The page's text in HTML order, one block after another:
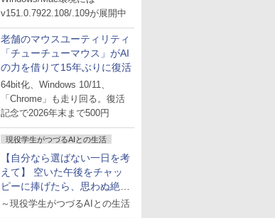
v151.0.7922.108/.109が展開中
老舗のマウスユーティリティ
「チューチューマウス」がAI
の力を借りて15年ぶりに復活
64bit化、Windows 10/11、
「Chrome」も走り回る。復活
記念で2026年末まで500円
現役学生がつづるAIとの生活
【自分なら選ばない一日を考
えて】 空いた午後をチャッ
ピーに捧げたら、思わぬ絶景
に出会った話
～現役学生がつづるAIとの生活